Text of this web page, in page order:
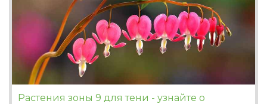
Растения зоны 9 для тени - узнайте о